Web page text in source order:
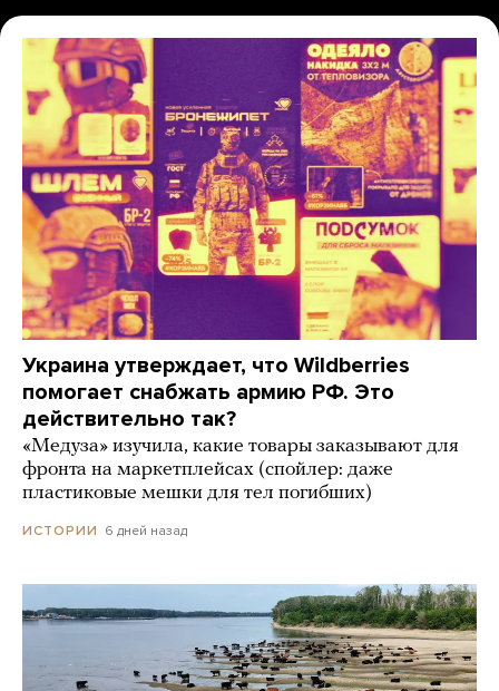
Украина утверждает, что Wildberries
помогает снабжать армию РФ. Это
действительно так?
«Медуза» изучила, какие товары заказывают для
фронта на маркетплейсах (спойлер: даже
пластиковые мешки для тел погибших)
ИСТОРИИ 6 дней назад